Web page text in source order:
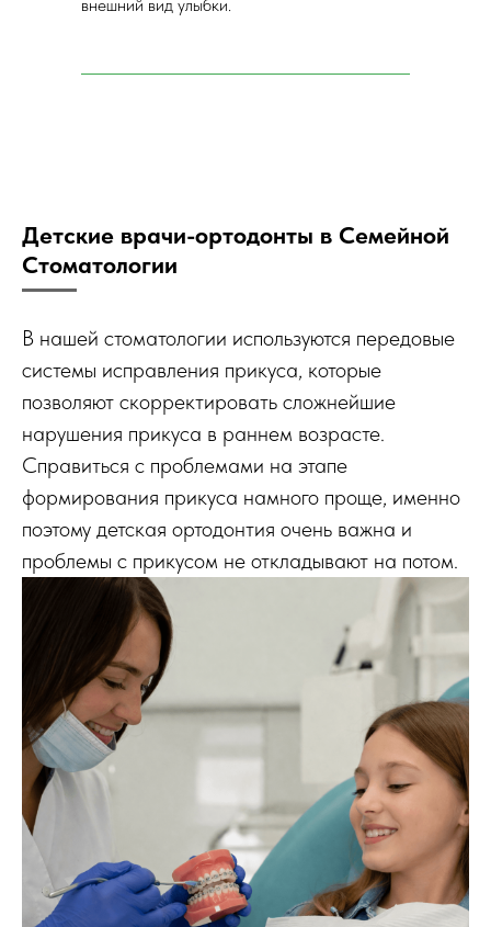
внешний вид улыбки.
Детские врачи-ортодонты в Семейной
Стоматологии
В нашей стоматологии используются передовые
системы исправления прикуса, которые
позволяют скорректировать сложнейшие
нарушения прикуса в раннем возрасте.
Справиться с проблемами на этапе
формирования прикуса намного проще, именно
поэтому детская ортодонтия очень важна и
проблемы с прикусом не откладывают на потом.